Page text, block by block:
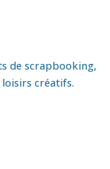
de scrapbooking,
créatifs.